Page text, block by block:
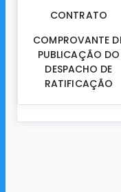
CONTRATO
COMPROVANTE
PUBLICAÇÃO DO
DESPACHO DE
RATIFICAÇÃO